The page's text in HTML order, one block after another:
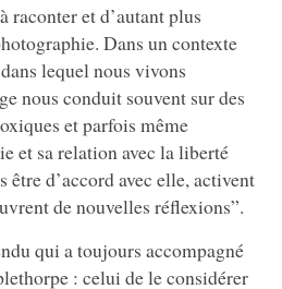
raconter et d’autant plus
Dans un contexte
lequel nous vivons
nous conduit souvent sur des
et parfois même
et sa relation avec la liberté
être d’accord avec elle, activent
de nouvelles réflexions”.
qui a toujours accompagné
: celui de le considérer